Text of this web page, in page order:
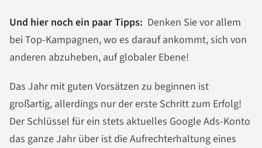
Und hier noch ein paar Tipps: Denken Sie vor allem
bei Top-Kampagnen, wo es darauf ankommt, sich von
anderen abzuheben, auf globaler Ebene!
Das Jahr mit guten Vorsätzen zu beginnen ist
großartig, allerdings nur der erste Schritt zum Erfolg!
Der Schlüssel für ein stets aktuelles Google Ads-Konto
das ganze Jahr über ist die Aufrechterhaltung eines